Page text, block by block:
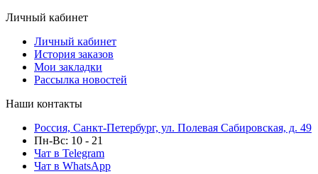
Личный кабинет
Личный кабинет
История заказов
Мои закладки
Рассылка новостей
Наши контакты
Россия, Санкт-Петербург, ул. Полевая Сабировская, д. 49
Пн-Вс: 10 - 21
Чат в Telegram
Чат в WhatsApp